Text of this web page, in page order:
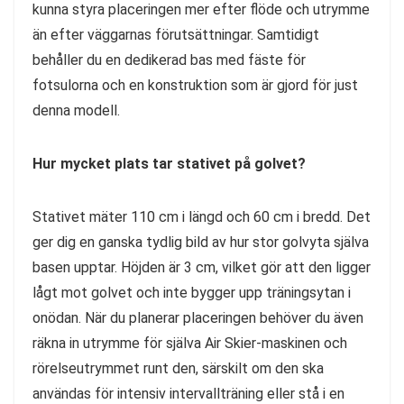
kunna styra placeringen mer efter flöde och utrymme
än efter väggarnas förutsättningar. Samtidigt
behåller du en dedikerad bas med fäste för
fotsulorna och en konstruktion som är gjord för just
denna modell.
Hur mycket plats tar stativet på golvet?
Stativet mäter 110 cm i längd och 60 cm i bredd. Det
ger dig en ganska tydlig bild av hur stor golvyta själva
basen upptar. Höjden är 3 cm, vilket gör att den ligger
lågt mot golvet och inte bygger upp träningsytan i
onödan. När du planerar placeringen behöver du även
räkna in utrymme för själva Air Skier-maskinen och
rörelseutrymmet runt den, särskilt om den ska
användas för intensiv intervallträning eller stå i en